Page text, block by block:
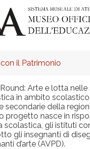
il Patrimonio
Arte e lotta
in ambito
secondarie della
progetto nasce in
scolastica, gli istituti
gli insegnanti di
d’arte (AVPD).